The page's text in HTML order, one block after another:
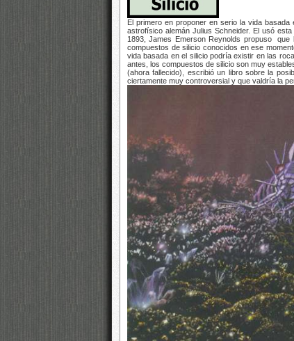
El primero en proponer en serio la vida
astrofísico alemán Julius Schneider. El usó
1893, James Emerson Reynolds propuso que
compuestos de silicio conocidos en ese
vida basada en el silicio podría existir en las
antes, los compuestos de silicio son muy
(ahora fallecido), escribió un libro sobre la
ciertamente muy controversial y que valdría la